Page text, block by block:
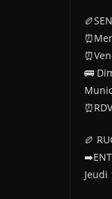
🚌
🏉